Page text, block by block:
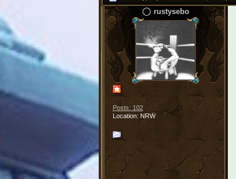
rustysebo
Posts: 102
Location: NRW